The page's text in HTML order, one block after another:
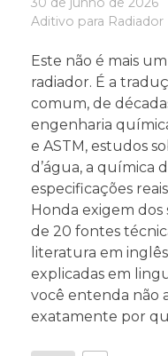
Aditivo para Radiador
Este não é mais
radiador. É a
comum, de
engenharia
e ASTM, estudos
d’água, a química
especificações
Honda exigem dos
de 20 fontes
literatura em
explicadas em
você entenda não
exatamente por